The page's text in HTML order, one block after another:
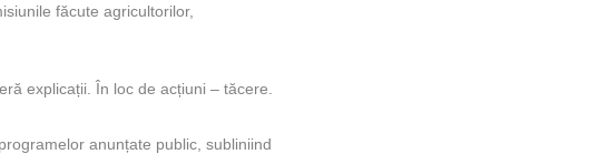
făcute agricultorilor,
explicații. În loc de acțiuni – tăcere.
anunțate public, subliniind